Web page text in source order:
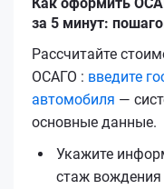
за 5 минут:
Рассчитайте
ОСАГО : введите
автомобиля —
основные данные.
Укажите
стаж вождения